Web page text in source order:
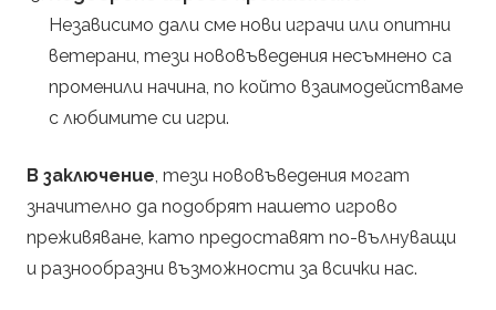
Независимо дали сме нови играчи или опитни
ветерани, тези нововъведения несъмнено са
променили начина, по който взаимодействаме
с любимите си игри.
В заключение, тези нововъведения могат
значително да подобрят нашето игрово
преживяване, като предоставят по-вълнуващи
и разнообразни възможности за всички нас.